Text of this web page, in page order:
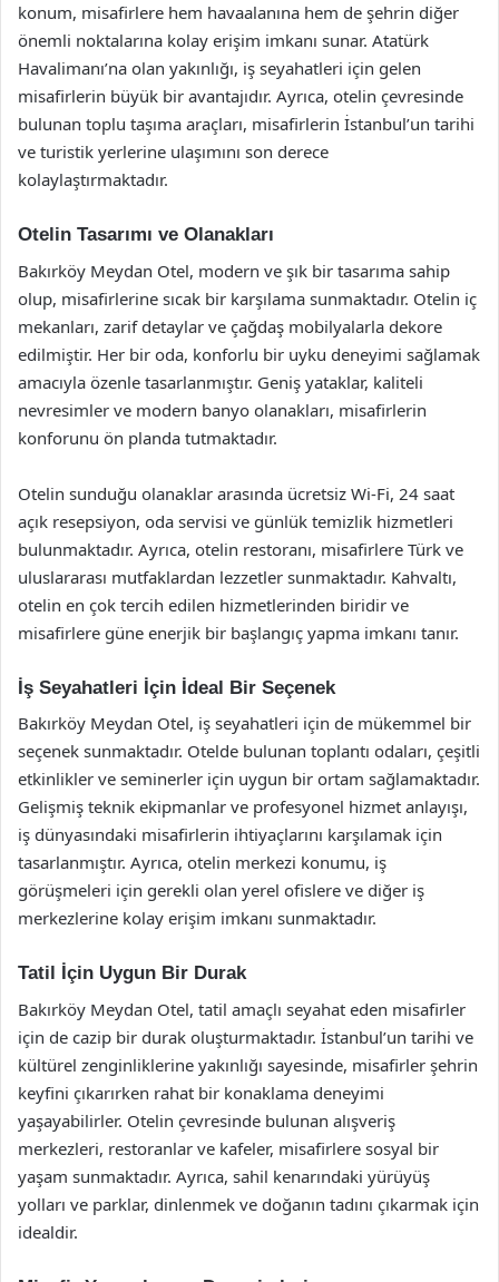
konum, misafirlere hem havaalanına hem de şehrin diğer
önemli noktalarına kolay erişim imkanı sunar. Atatürk
Havalimanı’na olan yakınlığı, iş seyahatleri için gelen
misafirlerin büyük bir avantajıdır. Ayrıca, otelin çevresinde
bulunan toplu taşıma araçları, misafirlerin İstanbul’un tarihi
ve turistik yerlerine ulaşımını son derece
kolaylaştırmaktadır.
Otelin Tasarımı ve Olanakları
Bakırköy Meydan Otel, modern ve şık bir tasarıma sahip
olup, misafirlerine sıcak bir karşılama sunmaktadır. Otelin iç
mekanları, zarif detaylar ve çağdaş mobilyalarla dekore
edilmiştir. Her bir oda, konforlu bir uyku deneyimi sağlamak
amacıyla özenle tasarlanmıştır. Geniş yataklar, kaliteli
nevresimler ve modern banyo olanakları, misafirlerin
konforunu ön planda tutmaktadır.
Otelin sunduğu olanaklar arasında ücretsiz Wi-Fi, 24 saat
açık resepsiyon, oda servisi ve günlük temizlik hizmetleri
bulunmaktadır. Ayrıca, otelin restoranı, misafirlere Türk ve
uluslararası mutfaklardan lezzetler sunmaktadır. Kahvaltı,
otelin en çok tercih edilen hizmetlerinden biridir ve
misafirlere güne enerjik bir başlangıç yapma imkanı tanır.
İş Seyahatleri İçin İdeal Bir Seçenek
Bakırköy Meydan Otel, iş seyahatleri için de mükemmel bir
seçenek sunmaktadır. Otelde bulunan toplantı odaları, çeşitli
etkinlikler ve seminerler için uygun bir ortam sağlamaktadır.
Gelişmiş teknik ekipmanlar ve profesyonel hizmet anlayışı,
iş dünyasındaki misafirlerin ihtiyaçlarını karşılamak için
tasarlanmıştır. Ayrıca, otelin merkezi konumu, iş
görüşmeleri için gerekli olan yerel ofislere ve diğer iş
merkezlerine kolay erişim imkanı sunmaktadır.
Tatil İçin Uygun Bir Durak
Bakırköy Meydan Otel, tatil amaçlı seyahat eden misafirler
için de cazip bir durak oluşturmaktadır. İstanbul’un tarihi ve
kültürel zenginliklerine yakınlığı sayesinde, misafirler şehrin
keyfini çıkarırken rahat bir konaklama deneyimi
yaşayabilirler. Otelin çevresinde bulunan alışveriş
merkezleri, restoranlar ve kafeler, misafirlere sosyal bir
yaşam sunmaktadır. Ayrıca, sahil kenarındaki yürüyüş
yolları ve parklar, dinlenmek ve doğanın tadını çıkarmak için
idealdir.